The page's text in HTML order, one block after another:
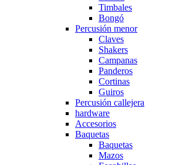
Timbales
Bongó
Percusión menor
Claves
Shakers
Campanas
Panderos
Cortinas
Guiros
Percusión callejera
hardware
Accesorios
Baquetas
Baquetas
Mazos